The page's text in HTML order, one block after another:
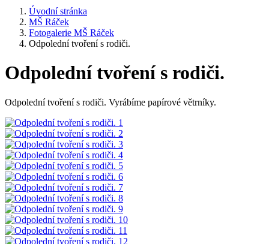
Úvodní stránka
MŠ Ráček
Fotogalerie MŠ Ráček
Odpolední tvoření s rodiči.
Odpolední tvoření s rodiči.
Odpolední tvoření s rodiči. Vyrábíme papírové větrníky.